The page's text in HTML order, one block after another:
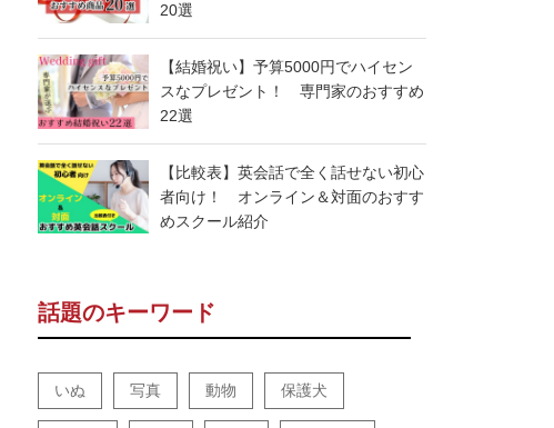
20選
【結婚祝い】予算5000円でハイセン
スなプレゼント！ 専門家のおすすめ
22選
【比較表】英会話で全く話せない初心
者向け！ オンライン＆対面のおすす
めスクール紹介
話題のキーワード
いぬ 写真 動物 保護犬